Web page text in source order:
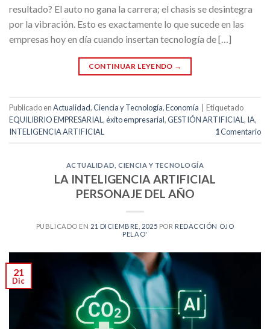
resultado? El auto no gana la carrera; el chasis se desintegra
por la vibración. Esto es exactamente lo que sucede en las
empresas hoy en día cuando insertan tecnología de […]
CONTINUAR LEYENDO →
Publicado enActualidad,Ciencia y Tecnología,Economía
Etiquetado
EQUILIBRIO EMPRESARIAL,éxito empresarial,GESTIÓN ARTIFICIAL, IA,
INTELIGENCIA ARTIFICIAL
1Comentario
ACTUALIDAD ,CIENCIA Y TECNOLOGÍA
LA INTELIGENCIA ARTIFICIAL
PERSONAJE DEL AÑO
PUBLICADO EN 21 DICIEMBRE, 2025 POR REDACCIÓN OJO
PELAO'
21
Dic